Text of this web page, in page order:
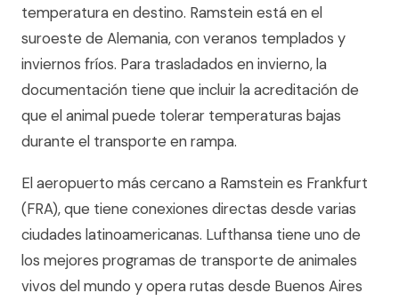
temperatura en destino. Ramstein está en el
suroeste de Alemania, con veranos templados y
inviernos fríos. Para trasladados en invierno, la
documentación tiene que incluir la acreditación de
que el animal puede tolerar temperaturas bajas
durante el transporte en rampa.
El aeropuerto más cercano a Ramstein es Frankfurt
(FRA), que tiene conexiones directas desde varias
ciudades latinoamericanas. Lufthansa tiene uno de
los mejores programas de transporte de animales
vivos del mundo y opera rutas desde Buenos Aires